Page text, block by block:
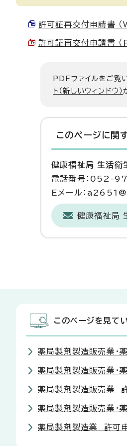
許可証再交付申請書
許可証再交付申請書
PDFファイルをご覧
ト（新しいウィンドウ）
このページに関
健康福祉局 生活衛
電話番号：052-
Eメール：
健康福祉局
このページを見て
薬局製剤製造販売業
薬局製剤製造販売業
薬局製剤製造販売業
薬局製剤製造販売業
薬局製剤製造業 許可